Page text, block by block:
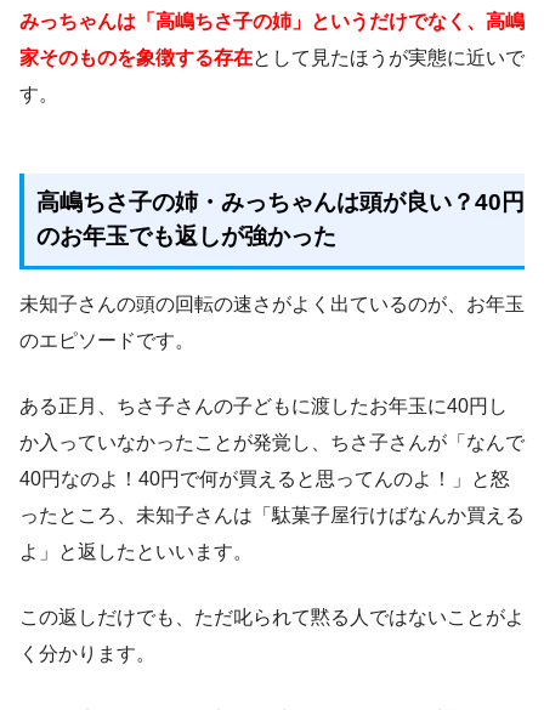
みっちゃんは「高嶋ちさ子の姉」というだけでなく、高嶋
家そのものを象徴する存在として見たほうが実態に近いで
す。
高嶋ちさ子の姉・みっちゃんは頭が良い？40円
のお年玉でも返しが強かった
未知子さんの頭の回転の速さがよく出ているのが、お年玉
のエピソードです。
ある正月、ちさ子さんの子どもに渡したお年玉に40円し
か入っていなかったことが発覚し、ちさ子さんが「なんで
40円なのよ！40円で何が買えると思ってんのよ！」と怒
ったところ、未知子さんは「駄菓子屋行けばなんか買える
よ」と返したといいます。
この返しだけでも、ただ叱られて黙る人ではないことがよ
く分かります。